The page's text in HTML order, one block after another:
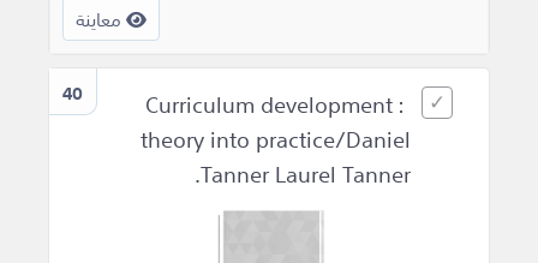
معاينة
40
Curriculum development :
theory into practice/Daniel
Tanner Laurel Tanner.